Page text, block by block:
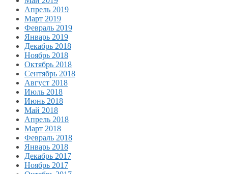
Апрель 2019
Март 2019
Февраль 2019
Январь 2019
Декабрь 2018
Ноябрь 2018
Октябрь 2018
Сентябрь 2018
Август 2018
Июль 2018
Июнь 2018
Май 2018
Апрель 2018
Март 2018
Февраль 2018
Январь 2018
Декабрь 2017
Ноябрь 2017